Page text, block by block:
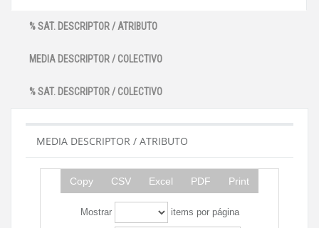
% SAT. DESCRIPTOR / ATRIBUTO
MEDIA DESCRIPTOR / COLECTIVO
% SAT. DESCRIPTOR / COLECTIVO
MEDIA DESCRIPTOR / ATRIBUTO
Copy CSV Excel PDF Print
Mostrar items por página